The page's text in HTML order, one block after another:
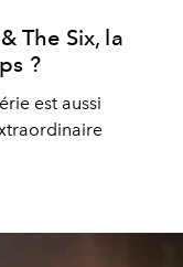
The Six, la
?
est aussi